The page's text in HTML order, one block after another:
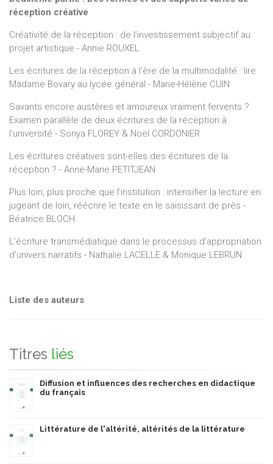
réception créative
Créativité de la réception : de l’investissement subjectif au
projet artistique - Annie ROUXEL
Les écritures de la réception à l’ère de la multimodalité : lire
Madame Bovary au lycée général - Marie-Hélène CUIN
Savants encore austères et amoureux vraiment fervents ?
Examen parallèle de deux écritures de la réception à
l’université - Sonya FLOREY & Noël CORDONIER
Les écritures créatives sont-elles des écritures de la
réception ? - Anne-Marie PETITJEAN
Plus loin, plus proche que l’institution : intensifier la lecture en
jugeant de loin, réécrire le texte en le saisissant de près -
Béatrice BLOCH
L’écriture transmédiatique dans le processus d’appropriation
d’univers narratifs - Nathalie LACELLE & Monique LEBRUN
Liste des auteurs
Titres liés
Diffusion et influences des recherches en didactique
du français
Littérature de l'altérité, altérités de la littérature